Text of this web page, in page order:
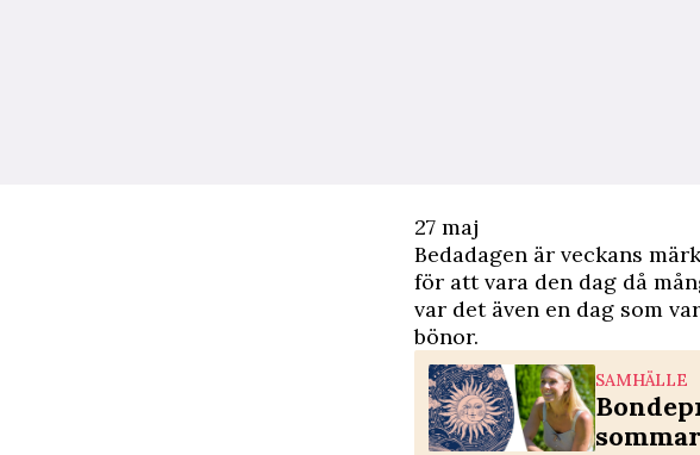
27 maj
Bedadagen är veckans
för att vara den dag då
var det även en dag som
bönor.
SAMHÄLLE